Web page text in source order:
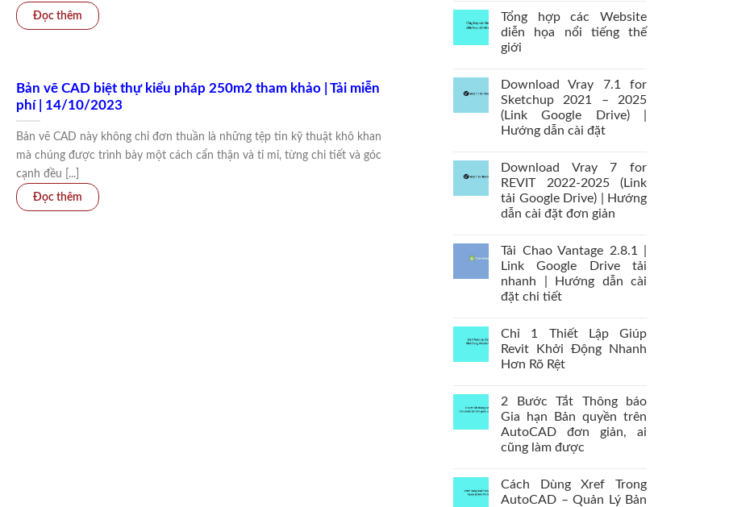
Bản vẽ CAD biệt thự kiểu pháp 250m2 tham khảo | Tải miễn
phí | 14/10/2023
Bản vẽ CAD này không chỉ đơn thuần là những tệp tin kỹ thuật khô khan
mà chúng được trình bày một cách cẩn thận và tỉ mỉ, từng chi tiết và góc
cạnh đều [...]
Tổng hợp các Website
diễn họa nổi tiếng thế
giới
Download Vray 7.1 for
Sketchup 2021 – 2025
(Link Google Drive) |
Hướng dẫn cài đặt
Download Vray 7 for
REVIT 2022-2025 (Link
tải Google Drive) | Hướng
dẫn cài đặt đơn giản
Tải Chao Vantage 2.8.1 |
Link Google Drive tải
nhanh | Hướng dẫn cài
đặt chi tiết
Chỉ 1 Thiết Lập Giúp
Revit Khởi Động Nhanh
Hơn Rõ Rệt
2 Bước Tắt Thông báo
Gia hạn Bản quyền trên
AutoCAD đơn giản, ai
cũng làm được
Cách Dùng Xref Trong
AutoCAD – Quản Lý Bản